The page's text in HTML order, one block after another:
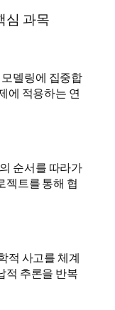
심 과목
델링에 집중합
에 적용하는 연
순서를 따라가
젝트를 통해 협
적 사고를 체계
적 추론을 반복